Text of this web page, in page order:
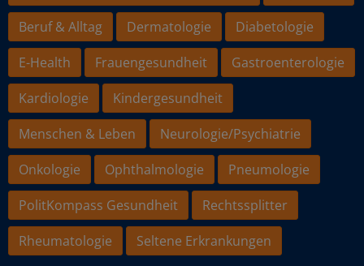
Beruf & Alltag
Dermatologie
Diabetologie
E-Health
Frauengesundheit
Gastroenterologie
Kardiologie
Kindergesundheit
Menschen & Leben
Neurologie/Psychiatrie
Onkologie
Ophthalmologie
Pneumologie
PolitKompass Gesundheit
Rechtssplitter
Rheumatologie
Seltene Erkrankungen